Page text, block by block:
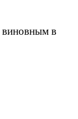
виновным в